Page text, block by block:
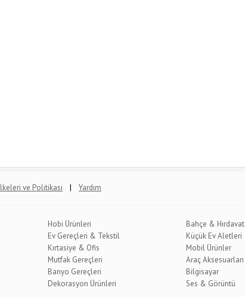
ve Politikası | Yardım
Hobi Ürünleri
Ev Gereçleri & Tekstil
Kırtasiye & Ofis
Mutfak Gereçleri
Banyo Gereçleri
Dekorasyon Ürünleri
Bahçe & Hırdavat
Küçük Ev Aletleri
Mobil Ürünler
Araç Aksesuarları
Bilgisayar
Ses & Görüntü